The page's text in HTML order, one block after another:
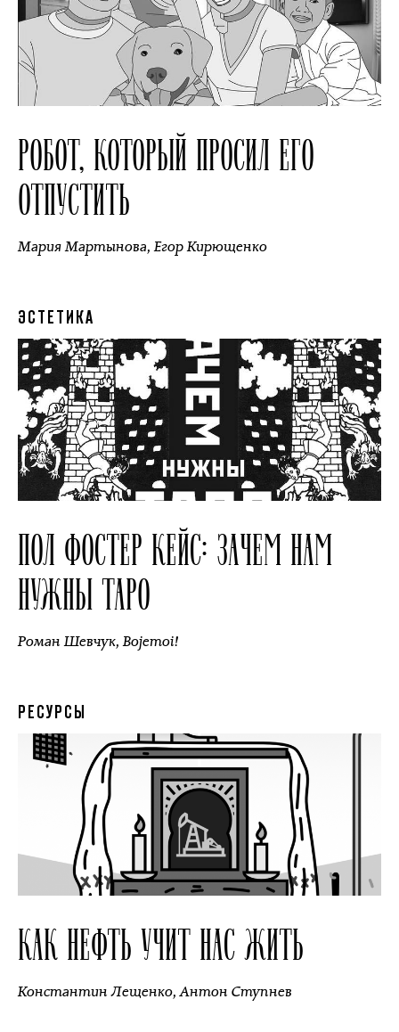
РОБОТ, КОТОРЫЙ ПРОСИЛ ЕГО
ОТПУСТИТЬ
Мария Мартынова,Егор Кирющенко
ЭСТЕТИКА
ПОЛ ФОСТЕР КЕЙС: ЗАЧЕМ НАМ
НУЖНЫ ТАРО
Роман Шевчук,Bojemoi!
РЕСУРСЫ
КАК НЕФТЬ УЧИТ НАС ЖИТЬ
Константин Лещенко,Антон Ступнев